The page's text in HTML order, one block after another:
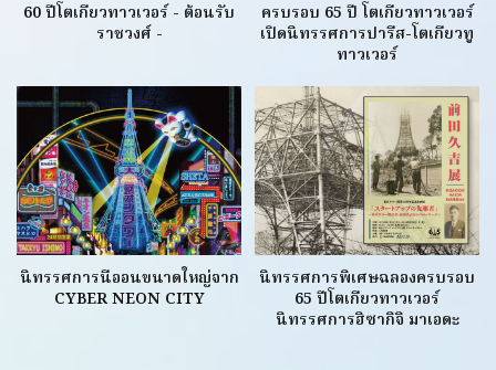
60 ปีโตเกียวทาวเวอร์ - ต้อนรับ
ราชวงศ์ -
ครบรอบ 65 ปี โตเกียวทาวเวอร์
เปิดนิทรรศการปารีส-โตเกียวทู
ทาวเวอร์
นิทรรศการนีออนขนาดใหญ่จาก
CYBER NEON CITY
นิทรรศการพิเศษฉลองครบรอบ
65 ปีโตเกียวทาวเวอร์
นิทรรศการฮิซากิจิ มาเอดะ